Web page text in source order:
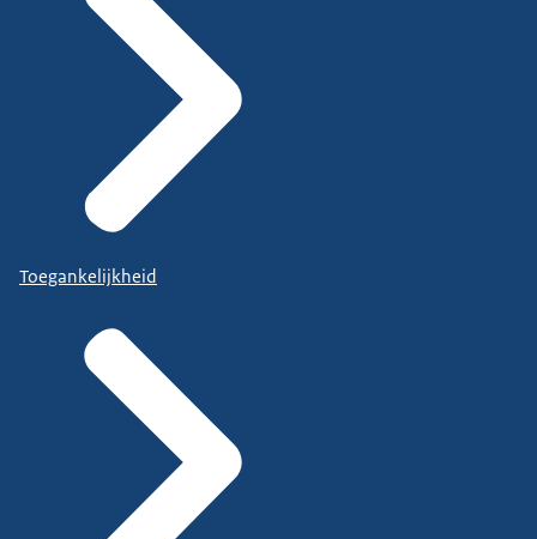
Toegankelijkheid